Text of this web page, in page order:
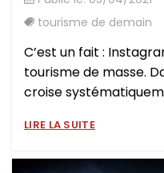
tourisme de demain
C’est un fait :
tourisme de masse.
croise
LIRE LA SUITE